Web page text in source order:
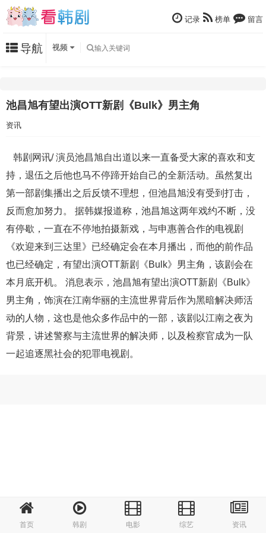
记录 榜单 留言
导航 视频
首页 韩剧 电影 综艺 资讯
池昌旭有望出演OTT新剧《Bulk》男主角
资讯
韩剧网讯/ 演员池昌旭自出道以来一直备受大家的喜欢和支
持，退伍之后他也马不停蹄开始自己的全新活动。虽然复出
第一部剧集播出之后反馈不理想，但池昌旭没有受到打击，
反而愈加努力。 据韩媒报道称，池昌旭这两年戏约不断，没
有停歇，一直在不停地拍摄新戏，与申惠善合作的电视剧
《欢迎来到三达里》已经确定会在本月播出，而他的前作品
也已经确定，有望出演OTT新剧《Bulk》男主角，该剧会在
本月底开机。 消息表示，池昌旭有望出演OTT新剧《Bulk》
男主角，饰演在江南华丽的主流世界背后作为黑暗解决师活
动的人物，这也是他众多作品中的一部，该剧以江南之夜为
背景，讲述警察与主流世界的解决师，以及检察官成为一队
一起追逐黑社会的犯罪电视剧。